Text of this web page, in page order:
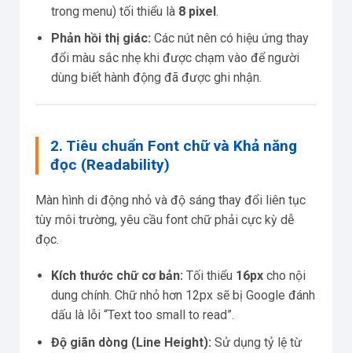
trong menu) tối thiểu là 8 pixel.
Phản hồi thị giác: Các nút nên có hiệu ứng thay
đổi màu sắc nhẹ khi được chạm vào để người
dùng biết hành động đã được ghi nhận.
2. Tiêu chuẩn Font chữ và Khả năng
đọc (Readability)
Màn hình di động nhỏ và độ sáng thay đổi liên tục
tùy môi trường, yêu cầu font chữ phải cực kỳ dễ
đọc.
Kích thước chữ cơ bản: Tối thiểu 16px cho nội
dung chính. Chữ nhỏ hơn 12px sẽ bị Google đánh
dấu là lỗi “Text too small to read”.
Độ giãn dòng (Line Height): Sử dụng tỷ lệ từ